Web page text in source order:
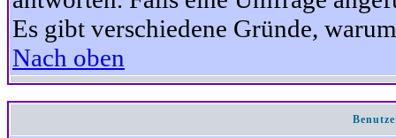
Es gibt verschiedene Gründe,
Nach oben